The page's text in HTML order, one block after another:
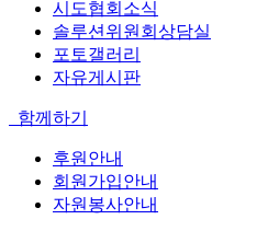
시도협회소식
솔루션위원회상담실
포토갤러리
자유게시판
함께하기
후원안내
회원가입안내
자원봉사안내